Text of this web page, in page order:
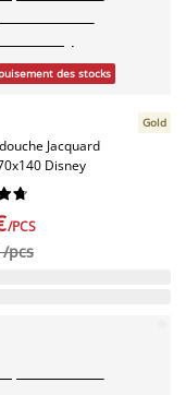
des stocks
Jacquard
Disney
Gold


/PCS
/pcs